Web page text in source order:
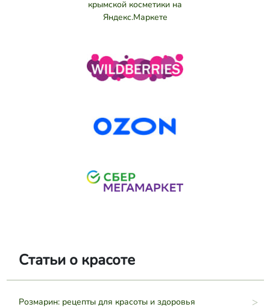
Статьи о красоте
Розмарин: рецепты для красоты и здоровья